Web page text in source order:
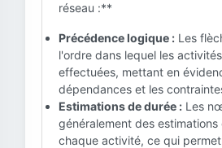
réseau :**
Précédence logique : Les
l'ordre dans lequel les
effectuées, mettant en
dépendances et les
Estimations de durée : Les
généralement des
chaque activité, ce qui